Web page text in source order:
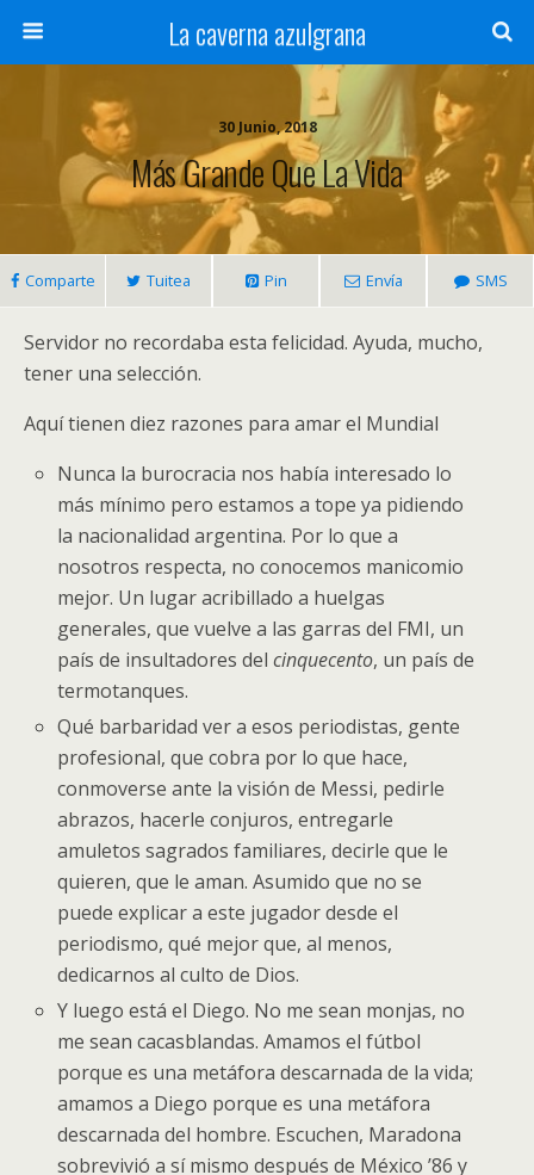
La caverna azulgrana
30 Junio, 2018
Más Grande Que La Vida
Comparte Tuitea Pin Envía SMS
Servidor no recordaba esta felicidad. Ayuda, mucho,
tener una selección.
Aquí tienen diez razones para amar el Mundial
Nunca la burocracia nos había interesado lo
más mínimo pero estamos a tope ya pidiendo
la nacionalidad argentina. Por lo que a
nosotros respecta, no conocemos manicomio
mejor. Un lugar acribillado a huelgas
generales, que vuelve a las garras del FMI, un
país de insultadores delcinquecento, un país de
termotanques.
Qué barbaridad ver a esos periodistas, gente
profesional, que cobra por lo que hace,
conmoverse ante la visión de Messi, pedirle
abrazos, hacerle conjuros, entregarle
amuletos sagrados familiares, decirle que le
quieren, que le aman. Asumido que no se
puede explicar a este jugador desde el
periodismo, qué mejor que, al menos,
dedicarnos al culto de Dios.
Y luego está el Diego. No me sean monjas, no
me sean cacasblandas. Amamos el fútbol
porque es una metáfora descarnada de la vida;
amamos a Diego porque es una metáfora
descarnada del hombre. Escuchen, Maradona
sobrevivió a sí mismo después de México ’86 y